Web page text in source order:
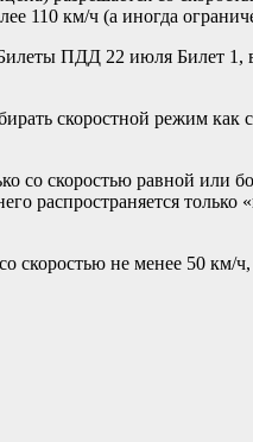
110 км/ч (а иногда
ПДД 22 июля Билет 1,
скоростной режим
со скоростью равной или
только
скоростью не менее 50